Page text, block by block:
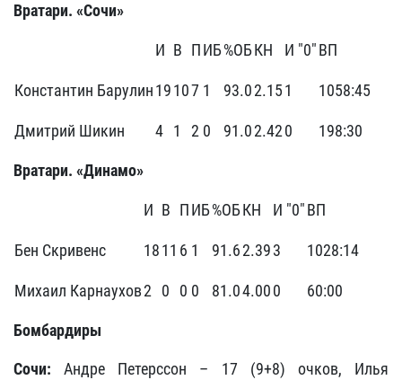
Вратари. «Сочи»
И В ПИБ%ОБКН И "0"ВП
Константин Барулин19107 1 93.02.151 1058:45
Дмитрий Шикин 4 1 2 0 91.02.420 198:30
Вратари. «Динамо»
И В ПИБ%ОБКН И "0"ВП
Бен Скривенс 1811 6 1 91.62.393 1028:14
Михаил Карнаухов2 0 0 0 81.04.000 60:00
Бомбардиры
Сочи:
Андре Петерссон – 17 (9+8) очков, Илья